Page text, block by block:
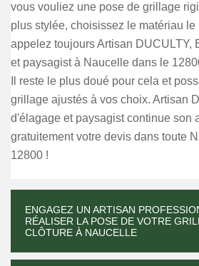
vous vouliez une pose de grillage
plus stylée, choisissez le matériau le
appelez toujours Artisan DUCULTY,
et paysagist à Naucelle dans le
Il reste le plus doué pour cela et
grillage ajustés à vos choix. Artisan
d'élagage et paysagist continue son
gratuitement votre devis dans toute
12800 !
ENGAGEZ UN ARTISAN
RÉALISER LA POSE DE VOTRE
CLÔTURE À NAUCELLE